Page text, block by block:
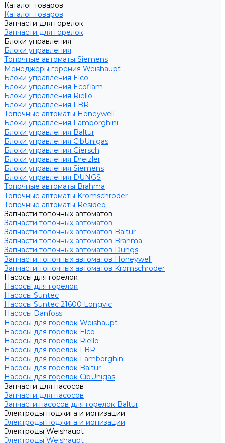
Каталог товаров
Каталог товаров
Запчасти для горелок
Запчасти для горелок
Блоки управления
Блоки управления
Топочные автоматы Siemens
Менеджеры горения Weishaupt
Блоки управления Elco
Блоки управления Ecoflam
Блоки управления Riello
Блоки управления FBR
Топочные автоматы Honeywell
Блоки управления Lamborghini
Блоки управления Baltur
Блоки управления CibUnigas
Блоки управления Giersch
Блоки управления Dreizler
Блоки управления Siemens
Блоки управления DUNGS
Топочные автоматы Brahma
Топочные автоматы Kromschroder
Топочные автоматы Resideo
Запчасти топочных автоматов
Запчасти топочных автоматов
Запчасти топочных автоматов Baltur
Запчасти топочных автоматов Brahma
Запчасти топочных автоматов Dungs
Запчасти топочных автоматов Honeywell
Запчасти топочных автоматов Kromschroder
Насосы для горелок
Насосы для горелок
Насосы Suntec
Насосы Suntec 21600 Longvic
Насосы Danfoss
Насосы для горелок Weishaupt
Насосы для горелок Elco
Насосы для горелок Riello
Насосы для горелок FBR
Насосы для горелок Lamborghini
Насосы для горелок Baltur
Насосы для горелок CibUnigas
Запчасти для насосов
Запчасти для насосов
Запчасти насосов для горелок Baltur
Электроды поджига и ионизации
Электроды поджига и ионизации
Электроды Weishaupt
Электроды Weishaupt